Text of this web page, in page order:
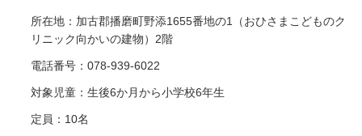
所在地：加古郡播磨町野添1655番地の1（おひさまこどものク
リニック向かいの建物）2階
電話番号：078-939-6022
対象児童：生後6か月から小学校6年生
定員：10名